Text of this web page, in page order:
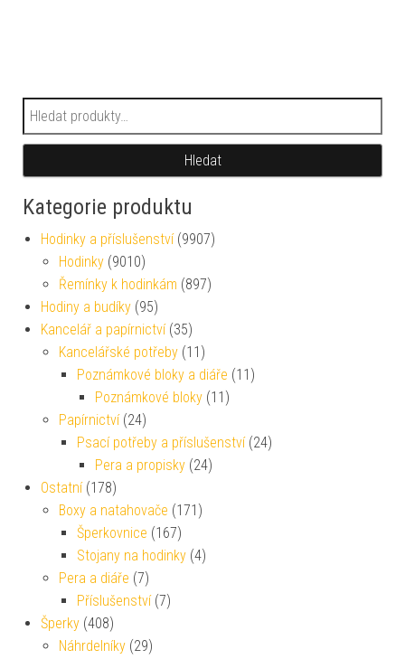
Hledat:
Hledat
Kategorie produktu
Hodinky a příslušenství (9907)
Hodinky (9010)
Řemínky k hodinkám (897)
Hodiny a budíky (95)
Kancelář a papírnictví (35)
Kancelářské potřeby (11)
Poznámkové bloky a diáře (11)
Poznámkové bloky (11)
Papírnictví (24)
Psací potřeby a příslušenství (24)
Pera a propisky (24)
Ostatní (178)
Boxy a natahovače (171)
Šperkovnice (167)
Stojany na hodinky (4)
Pera a diáře (7)
Příslušenství (7)
Šperky (408)
Náhrdelníky (29)